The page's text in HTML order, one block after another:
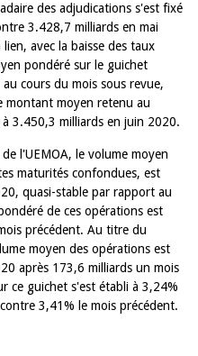
des adjudications s'est fixé
3.428,7 milliards en mai
avec la baisse des taux
pondéré sur le guichet
cours du mois sous revue,
montant moyen retenu au
3.450,3 milliards en juin 2020.
l'UEMOA, le volume moyen
maturités confondues, est
quasi-stable par rapport au
de ces opérations est
précédent. Au titre du
moyen des opérations est
après 173,6 milliards un mois
ce guichet s'est établi à 3,24%
3,41% le mois précédent.